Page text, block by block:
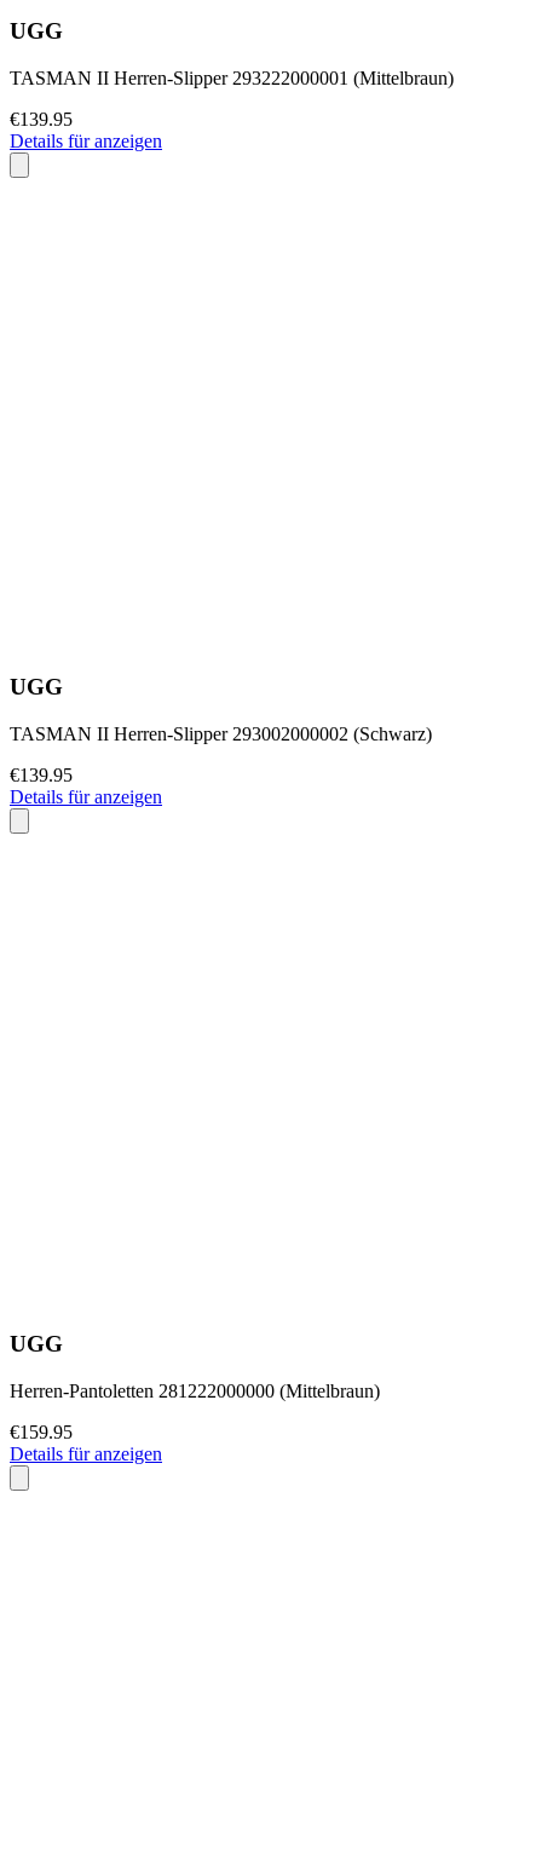
UGG
TASMAN II Herren-Slipper 293222000001 (Mittelbraun)
€139.95
Details für anzeigen
UGG
TASMAN II Herren-Slipper 293002000002 (Schwarz)
€139.95
Details für anzeigen
UGG
Herren-Pantoletten 281222000000 (Mittelbraun)
€159.95
Details für anzeigen